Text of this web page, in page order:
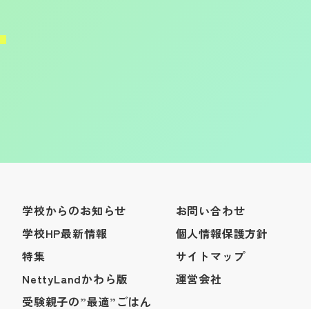
学校からのお知らせ
学校HP最新情報
特集
NettyLandかわら版
受験親子の”最適”ごはん
お問い合わせ
個人情報保護方針
サイトマップ
運営会社